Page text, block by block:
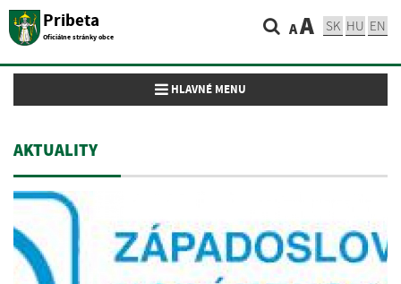
Pribeta
Oficiálne stránky obce AA SK HU EN
Toggle navigation
HLAVNÉ MENU
AKTUALITY